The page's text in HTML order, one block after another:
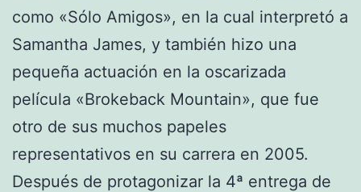
como «Sólo Amigos», en la cual interpretó a
Samantha James, y también hizo una
pequeña actuación en la oscarizada
película «Brokeback Mountain», que fue
otro de sus muchos papeles
representativos en su carrera en 2005.
Después de protagonizar la 4ª entrega de